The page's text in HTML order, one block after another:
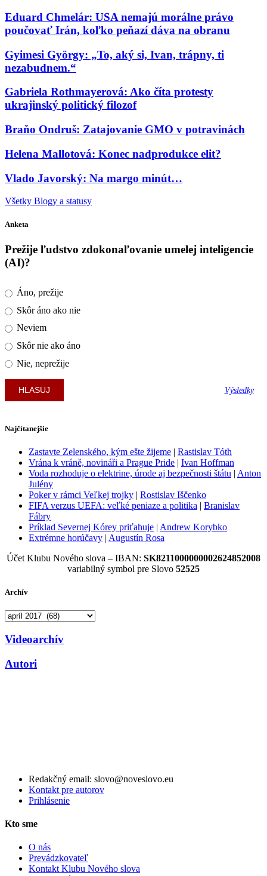
Eduard Chmelár: USA nemajú morálne právo
poučovať Irán, koľko peňazí dáva na obranu
Gyimesi György: „To, aký si, Ivan, trápny, ti
nezabudnem.“
Gabriela Rothmayerová: Ako číta protesty
ukrajinský politický filozof
Braňo Ondruš: Zatajovanie GMO v potravinách
Helena Mallotová: Konec nadprodukce elit?
Vlado Javorský: Na margo minút…
Všetky Blogy a statusy
Anketa
Prežije ľudstvo zdokonaľovanie umelej inteligencie
(AI)?
Áno, prežije
Skôr áno ako nie
Neviem
Skôr nie ako áno
Nie, neprežije
Výsledky
Najčítanejšie
Zastavte Zelenského, kým ešte žijeme | Rastislav Tóth
Vrána k vráně, novináři a Prague Pride | Ivan Hoffman
Voda rozhoduje o elektrine, úrode aj bezpečnosti štátu | Anton
Julény
Poker v rámci Veľkej trojky | Rostislav Iščenko
FIFA verzus UEFA: veľké peniaze a politika | Branislav
Fábry
Príklad Severnej Kórey priťahuje | Andrew Korybko
Extrémne horúčavy | Augustín Rosa
Účet Klubu Nového slova – IBAN: SK8211000000002624852008
variabilný symbol pre Slovo 52525
Archív
Archív
Videoarchív
Autori
Redakčný email: slovo@noveslovo.eu
Kontakt pre autorov
Prihlásenie
Kto sme
O nás
Prevádzkovateľ
Kontakt Klubu Nového slova